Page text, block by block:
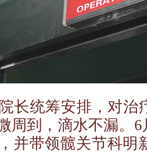
长统筹安排，对治
周到，滴水不漏。 6
并带领髋关节科明